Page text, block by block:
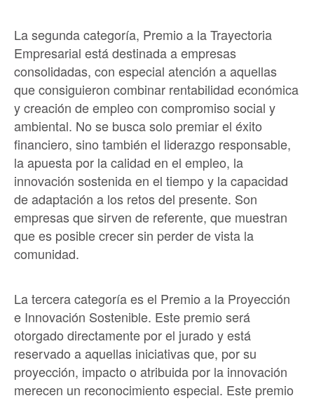
La segunda categoría, Premio a la Trayectoria
Empresarial está destinada a empresas
consolidadas, con especial atención a aquellas
que consiguieron combinar rentabilidad económica
y creación de empleo con compromiso social y
ambiental. No se busca solo premiar el éxito
financiero, sino también el liderazgo responsable,
la apuesta por la calidad en el empleo, la
innovación sostenida en el tiempo y la capacidad
de adaptación a los retos del presente. Son
empresas que sirven de referente, que muestran
que es posible crecer sin perder de vista la
comunidad.
La tercera categoría es el Premio a la Proyección
e Innovación Sostenible. Este premio será
otorgado directamente por el jurado y está
reservado a aquellas iniciativas que, por su
proyección, impacto o atribuida por la innovación
merecen un reconocimiento especial. Este premio